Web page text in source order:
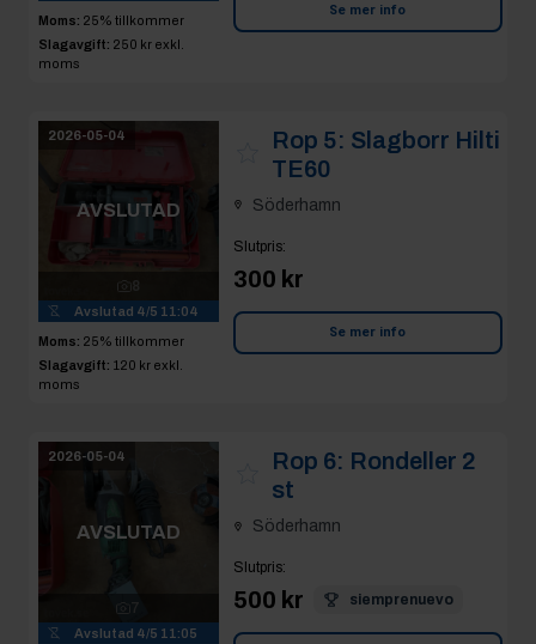
Moms: 25% tillkommer
Slagavgift: 250 kr exkl.
moms
Se mer info
2026-05-04
AVSLUTAD
8
Avslutad 4/5 11:04
Moms: 25% tillkommer
Slagavgift: 120 kr exkl.
moms
Rop 5: Slagborr Hilti
TE60
Söderhamn
Slutpris:
300 kr
Se mer info
2026-05-04
AVSLUTAD
Avslutad 4/5 11:05
Rop 6: Rondeller 2
st
Söderhamn
Slutpris:
500 kr siemprenuevo